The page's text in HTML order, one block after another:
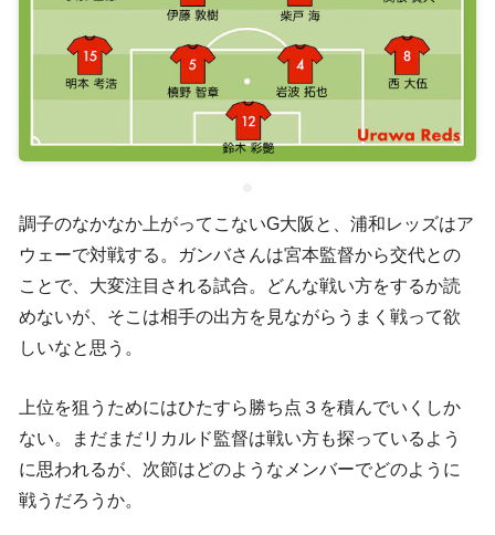
調子のなかなか上がってこないG大阪と、浦和レッズはア
ウェーで対戦する。ガンバさんは宮本監督から交代との
ことで、大変注目される試合。どんな戦い方をするか読
めないが、そこは相手の出方を見ながらうまく戦って欲
しいなと思う。
上位を狙うためにはひたすら勝ち点３を積んでいくしか
ない。まだまだリカルド監督は戦い方も探っているよう
に思われるが、次節はどのようなメンバーでどのように
戦うだろうか。